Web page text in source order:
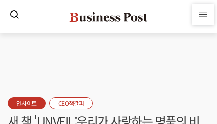
인사이트 CEO책갈피